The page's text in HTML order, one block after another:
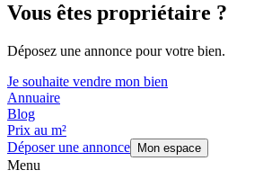
Vous êtes propriétaire ?
Déposez une annonce pour votre bien.
Je souhaite vendre mon bien
Annuaire
Blog
Prix au m²
Déposer une annonce
Mon espace
Menu